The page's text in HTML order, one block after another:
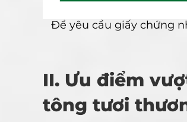
Để yêu cầu giấy chứng
II. Ưu điểm
tông tươi